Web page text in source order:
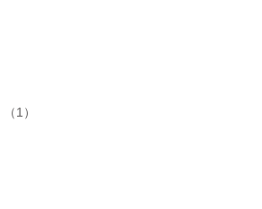
（1）